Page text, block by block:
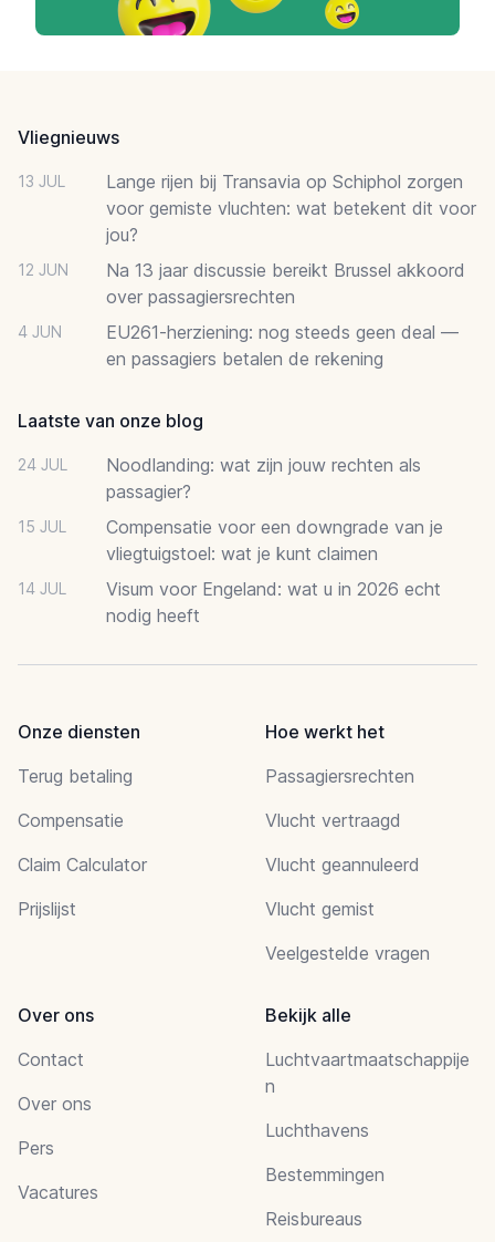
Vliegnieuws
13 JUL
Lange rijen bij Transavia op Schiphol zorgen
voor gemiste vluchten: wat betekent dit voor
jou?
12 JUN
Na 13 jaar discussie bereikt Brussel akkoord
over passagiersrechten
4 JUN
EU261-herziening: nog steeds geen deal —
en passagiers betalen de rekening
Laatste van onze blog
24 JUL
Noodlanding: wat zijn jouw rechten als
passagier?
15 JUL
Compensatie voor een downgrade van je
vliegtuigstoel: wat je kunt claimen
14 JUL
Visum voor Engeland: wat u in 2026 echt
nodig heeft
Onze diensten
Terug betaling
Compensatie
Claim Calculator
Prijslijst
Hoe werkt het
Passagiersrechten
Vlucht vertraagd
Vlucht geannuleerd
Vlucht gemist
Veelgestelde vragen
Over ons
Contact
Over ons
Pers
Vacatures
Bekijk alle
Luchtvaartmaatschappije
n
Luchthavens
Bestemmingen
Reisbureaus